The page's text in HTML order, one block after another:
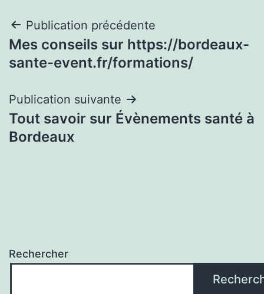
Navigation
de
Publication précédente
Mes conseils sur https://bordeaux-
sante-event.fr/formations/
Publication suivante
Tout savoir sur Évènements santé à
Bordeaux
Rechercher